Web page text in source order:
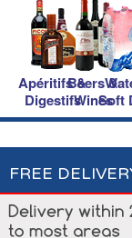
Apéritifs &
Digestifs
Beers &
WinesSoft
FREE